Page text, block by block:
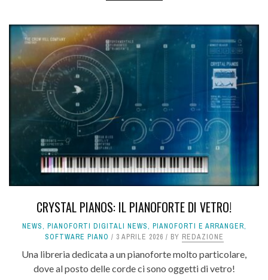
CRYSTAL PIANOS: IL PIANOFORTE DI VETRO!
NEWS, PIANOFORTI DIGITALI NEWS, PIANOFORTI E ARRANGER,
SOFTWARE PIANO
3 APRILE 2026 BY REDAZIONE
Una libreria dedicata a un pianoforte molto particolare,
dove al posto delle corde ci sono oggetti di vetro!